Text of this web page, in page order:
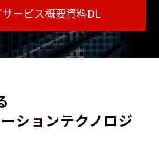
ービス概要資料DL
ションテクノロジ